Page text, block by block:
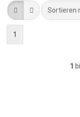
Sortieren
Sortieren
1
1